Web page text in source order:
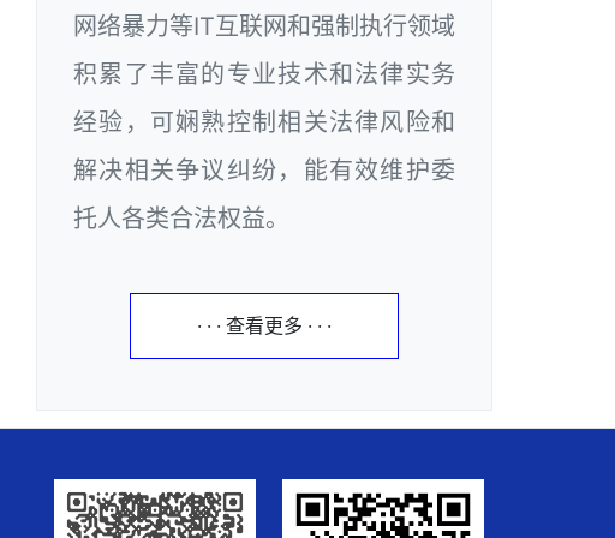
网络暴力等IT互联网和强制执行领域
积累了丰富的专业技术和法律实务
经验，可娴熟控制相关法律风险和
解决相关争议纠纷，能有效维护委
托人各类合法权益。
· · · 查看更多 · · ·